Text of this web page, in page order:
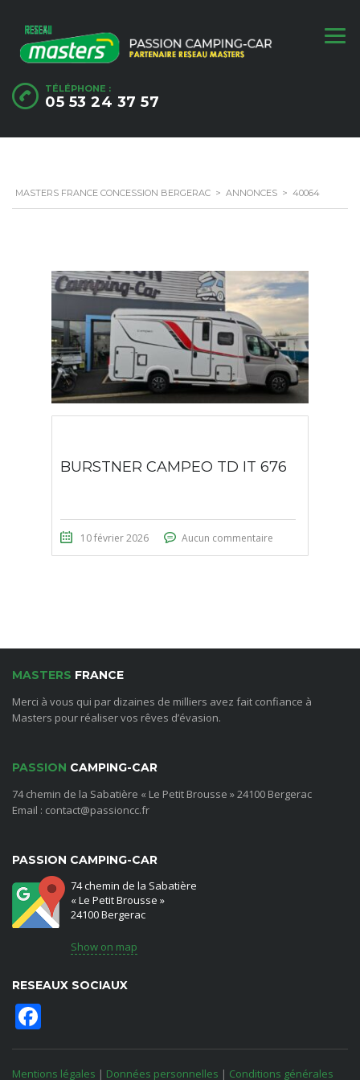
TÉLÉPHONE :
05 53 24 37 57
MASTERS FRANCE CONCESSION BERGERAC > ANNONCES > 40064
BURSTNER CAMPEO TD IT 676
10 février 2026 Aucun commentaire
MASTERS FRANCE
Merci à vous qui par dizaines de milliers avez fait confiance à
Masters pour réaliser vos rêves d’évasion.
PASSION CAMPING-CAR
74 chemin de la Sabatière « Le Petit Brousse » 24100 Bergerac
Email : contact@passioncc.fr
PASSION CAMPING-CAR
74 chemin de la Sabatière
« Le Petit Brousse »
24100 Bergerac
Show on map
RESEAUX SOCIAUX
Mentions légales | Données personnelles | Conditions générales